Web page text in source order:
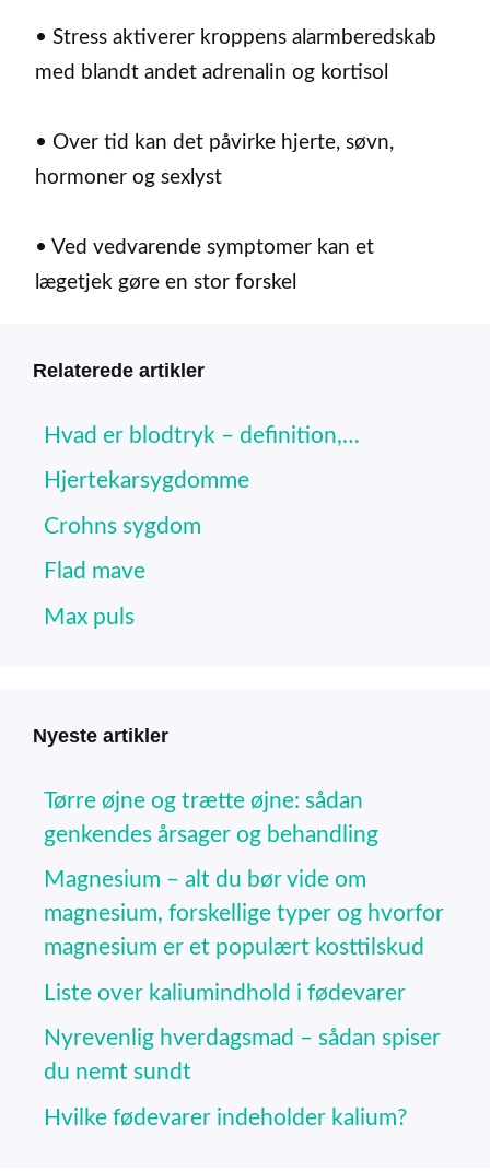
• Stress aktiverer kroppens alarmberedskab
med blandt andet adrenalin og kortisol
• Over tid kan det påvirke hjerte, søvn,
hormoner og sexlyst
• Ved vedvarende symptomer kan et
lægetjek gøre en stor forskel
Relaterede artikler
Hvad er blodtryk – definition,…
Hjertekarsygdomme
Crohns sygdom
Flad mave
Max puls
Nyeste artikler
Tørre øjne og trætte øjne: sådan
genkendes årsager og behandling
Magnesium – alt du bør vide om
magnesium, forskellige typer og hvorfor
magnesium er et populært kosttilskud
Liste over kaliumindhold i fødevarer
Nyrevenlig hverdagsmad – sådan spiser
du nemt sundt
Hvilke fødevarer indeholder kalium?